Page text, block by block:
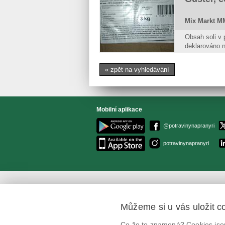
Mix Markt
Obsah soli v
deklarováno
« zpět na vyhledávání
Mobilní aplikace
@potravinynapranyri
potravinynapranyri
Můžeme si u vás uložit